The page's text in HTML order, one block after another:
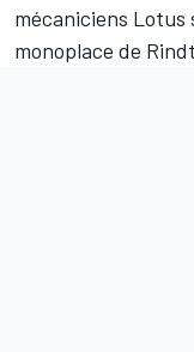
mécaniciens Lotus
monoplace de